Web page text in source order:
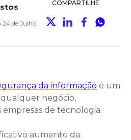
de Julho
COMPARTILHE
da informação é um
negócio,
empresas de tecnologia.
aumento da